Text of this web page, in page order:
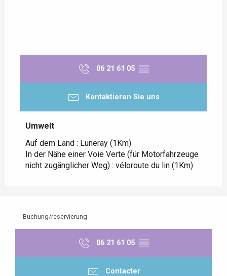
06 21 61 05 ▒▒
Kontaktieren Sie uns
Umwelt
Umwelt
Auf dem Land : Luneray (1Km)
In der Nähe einer Voie Verte (für Motorfahrzeuge
nicht zugänglicher Weg) : véloroute du lin (1Km)
Buchung/reservierung
06 21 61 05 ▒▒
Contacter